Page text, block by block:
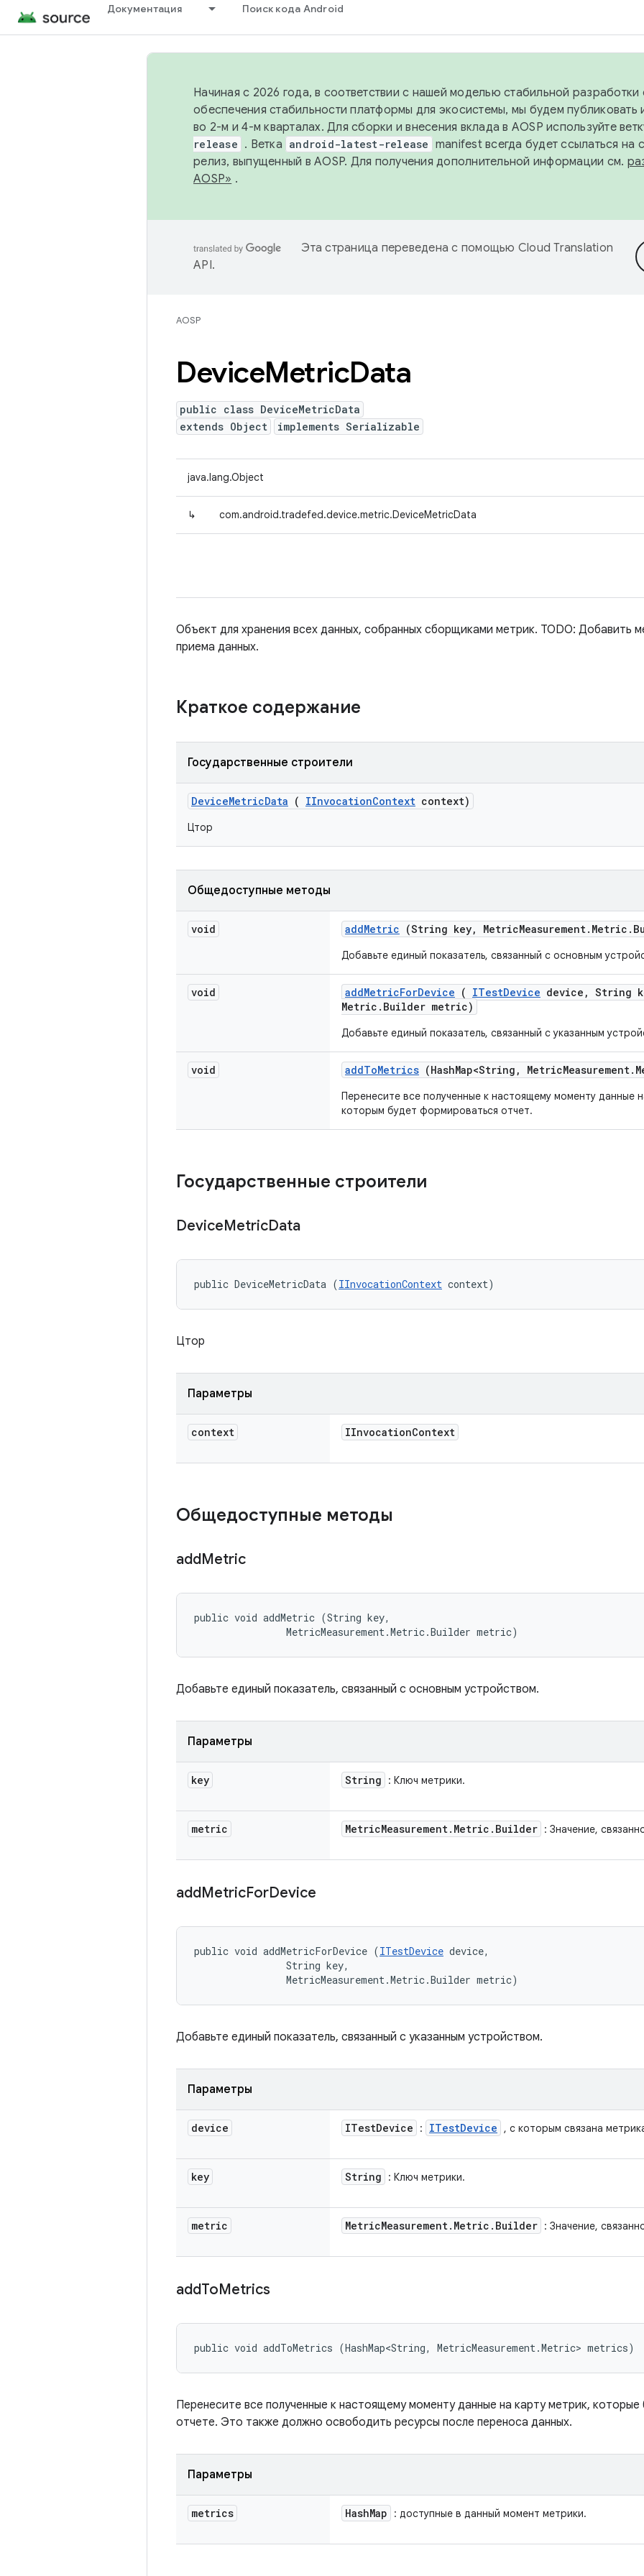
Документация Поиск кода Android
Начиная с 2026 года, в соответствии с нашей моделью стабильной разработки
обеспечения стабильности платформы для экосистемы, мы будем публиковать
во 2-м и 4-м кварталах. Для сборки и внесения вклада в AOSP используйте
release . Ветка android-latest-release manifest всегда будет ссылаться на
релиз, выпущенный в AOSP. Для получения дополнительной информации см.
AOSP» .
Эта страница переведена с помощью Cloud Translation
API.
AOSP
DeviceMetricData
public class DeviceMetricData
extends Object
implements Serializable
java.lang.Object
↳ com.android.tradefed.device.metric.DeviceMetricData
Объект для хранения всех данных, собранных сборщиками метрик. TODO: Добавить
приема данных.
Краткое содержание
Государственные строители
DeviceMetricData ( IInvocationContext context)
Цтор
Общедоступные методы
void addMetric (String key, MetricMeasurement. Metric .
Добавьте единый показатель, связанный с основным
void addMetricForDevice ( ITestDevice device , String
Metric . Builder metric)
Добавьте единый показатель, связанный с указанным
void addToMetrics (HashMap<String , MetricMeasurement.
Перенесите все полученные к настоящему моменту данные
которым будет формироваться отчет.
Государственные строители
DeviceMetricData
public DeviceMetricData (IInvocationContext context)
Цтор
Параметры
context IInvocationContext
Общедоступные методы
addMetric
public void addMetric (String key,
                MetricMeasurement.Metric.Builder metric)
Добавьте единый показатель, связанный с основным устройством.
Параметры
key String : Ключ метрики.
metric MetricMeasurement. Metric . Builder : Значение,
addMetricForDevice
public void addMetricForDevice (ITestDevice device,
                String key,
                MetricMeasurement.Metric.Builder metric)
Добавьте единый показатель, связанный с указанным устройством.
Параметры
device ITestDevice : ITestDevice , с которым связана
key String : Ключ метрики.
metric MetricMeasurement. Metric . Builder : Значение,
addToMetrics
public void addToMetrics (HashMap<String, MetricMeasurement.Metric> metrics)
Перенесите все полученные к настоящему моменту данные на карту метрик,
отчете. Это также должно освободить ресурсы после переноса данных.
Параметры
metrics HashMap : доступные в данный момент метрики.